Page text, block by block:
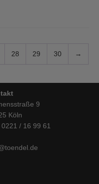
28 29 30 →
9
Köln
0221 / 16 99 61